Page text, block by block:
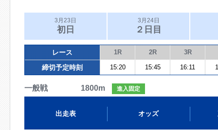
3月23日
初日
3月24日
２日目
レース 1R 2R 3R
締切予定時刻 15:20 15:45 16:11
一般戦 1800m 進入固定
出走表 オッズ